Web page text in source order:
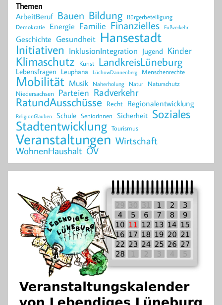
Themen
ArbeitBeruf Bauen Bildung Bürgerbeteiligung
Demokratie Energie Familie Finanzielles Fußverkehr
Geschichte Gesundheit Hansestadt
Initiativen InklusionIntegration Jugend Kinder
Klimaschutz Kunst LandkreisLüneburg
Lebensfragen Leuphana LüchowDannenberg Menschenrechte
Mobilität Musik Naherholung Natur Naturschutz
Niedersachsen Parteien Radverkehr
RatundAusschüsse Recht Regionalentwicklung
ReligionGlauben Schule SeniorInnen Sicherheit Soziales
Stadtentwicklung Tourismus
Veranstaltungen Wirtschaft
WohnenHaushalt ÖV